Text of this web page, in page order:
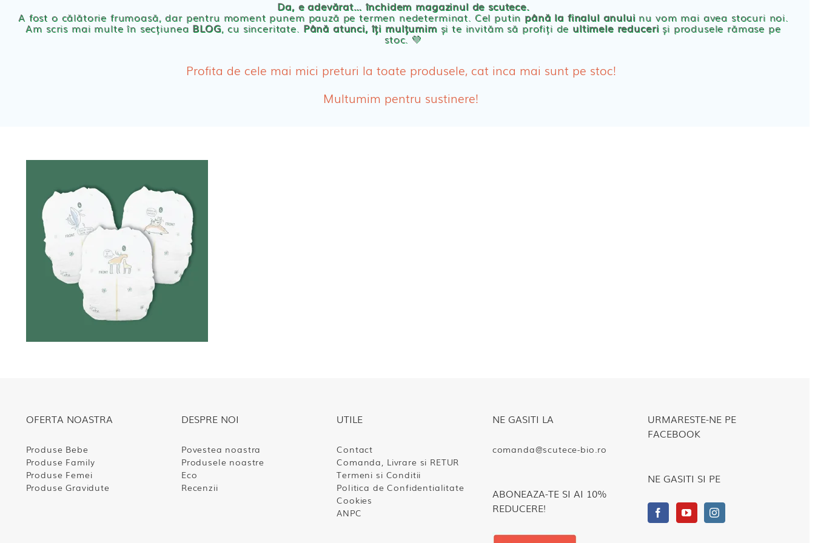
Chilotei eco Naty
Servetele umede ecologice
Absorbante
Absorbante Post-Natale
Absorbante Incontinenta Urinara
Da, e adevărat… închidem magazinul de scutece.
A fost o călătorie frumoasă, dar pentru moment punem pauză pe termen nedeterminat. Cel putin până la finalul anuluinu vom mai avea stocuri noi.
Am scris mai multe în secțiunea BLOG, cu sinceritate. Până atunci, îți mulțumimși te invităm să profiți de ultimele reduceriși produsele rămase pe
stoc. 💛
Profita de cele mai mici preturi la toate produsele, cat inca mai sunt pe stoc!
Multumim pentru sustinere!
OFERTA NOASTRA
Produse Bebe
Produse Family
Produse Femei
Produse Gravidute
DESPRE NOI
Povestea noastra
Produsele noastre
Eco
Recenzii
UTILE
Contact
Comanda, Livrare si RETUR
Termeni si Conditii
Politica de Confidentialitate
Cookies
ANPC
NE GASITI LA
comanda@scutece-bio.ro
ABONEAZA-TE SI AI 10%
REDUCERE!
URMARESTE-NE PE
FACEBOOK
NE GASITI SI PE